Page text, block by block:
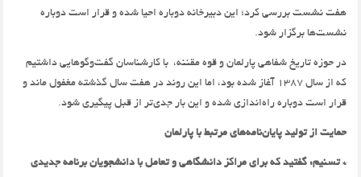
هفت نشست بررسی کرد؛ این دبیرخانه دوباره احیا شده و قرار است دوباره
نشست‌‌ها برگزار شود.
در حوزه تاریخ شفاهی پارلمان و قوه مقننه،‌ با کارشناسان گفت‌وگوهایی داشتیم
که از سال 1387 آغاز شده بود، اما این روند در هفت سال گذشته مغفول ماند و
قرار است دوباره راه‌اندازی شده و این بار جدی‌تر از قبل پیگیری شود.
حمایت از تولید پایان‌نامه‌‌های مرتبط با پارلمان
* تسنیم: گفتید که برای مراکز دانشگاهی و تعامل با دانشجویان برنامه جدیدی